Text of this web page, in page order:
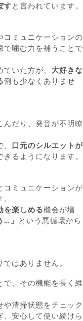
すと言われています。
コミュニケーションの
で噛む力を補うことで
ていた方が、 大好きな
例も少なくありませ
だり、発音が不明瞭
口元のシルエットが
きるようになります。
コミュニケーションが
を楽しめる機会が増
…」 という悪循環から
はありません。
で、その機能を長く維
清掃状態をチェック
、安心して使い続けら